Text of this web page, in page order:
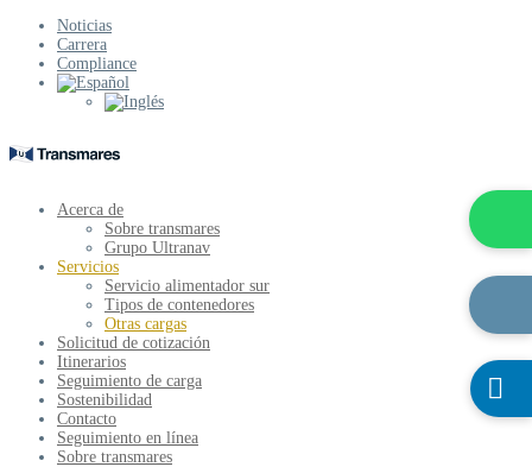
Noticias
Carrera
Compliance
Acerca de
Sobre transmares
Grupo Ultranav
Servicios
Servicio alimentador sur
Tipos de contenedores
Otras cargas
Solicitud de cotización
Itinerarios
Seguimiento de carga
Sostenibilidad
Contacto
Seguimiento en línea
Sobre transmares
